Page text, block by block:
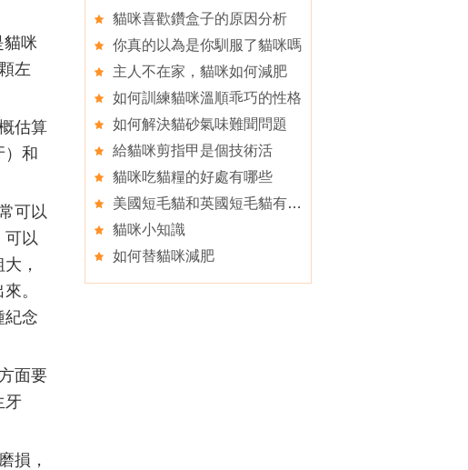
咪
左
估算
）和
可以
可以
，
。
紀念
面要
牙
損，
貓咪喜歡鑽盒子的原因分析
你真的以為是你馴服了貓咪嗎
主人不在家，貓咪如何減肥
如何訓練貓咪溫順乖巧的性格
如何解決貓砂氣味難聞問題
給貓咪剪指甲是個技術活
貓咪吃貓糧的好處有哪些
美國短毛貓和英國短毛貓有什麼區別
貓咪小知識
如何替貓咪減肥